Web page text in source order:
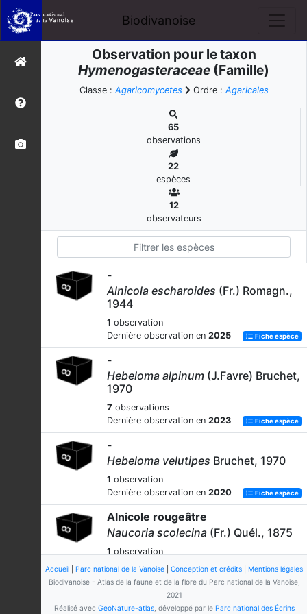
Biodivanoise
Observation pour le taxon
Hymenogasteraceae (Famille)
Classe : Agaricomycetes Ordre : Agaricales
65
observations
22
espèces
12
observateurs
-
Alnicola escharoides (Fr.) Romagn.,
1944
1 observation
Dernière observation en 2025 Fiche espèce
-
Hebeloma alpinum (J.Favre) Bruchet,
1970
7 observations
Dernière observation en 2023 Fiche espèce
-
Hebeloma velutipes Bruchet, 1970
1 observation
Dernière observation en 2020 Fiche espèce
Alnicole rougeâtre
Naucoria scolecina (Fr.) Quél., 1875
1 observation
Dernière observation en
2025 Fiche espèce
-
Alnicola pallidifoliaP.-A.Moreau &
Accueil Parc national de la Vanoise Conception et crédits
Mentions légales
Biodivanoise - Atlas de la faune et de la flore du Parc national de la Vanoise,
2021
Réalisé avec GeoNature-atlas, développé par le Parc national des Écrins